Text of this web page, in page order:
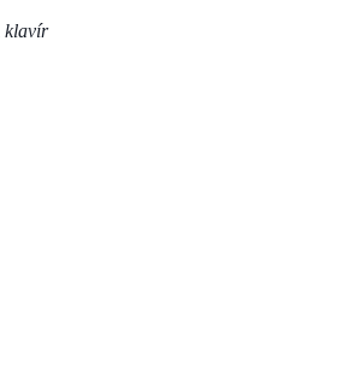
klavír